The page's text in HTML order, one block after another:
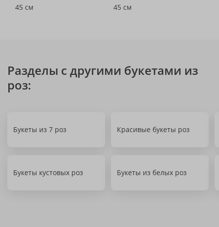
45 см
45 см
Разделы с другими букетами из
роз:
Букеты из 7 роз Красивые букеты роз
Букеты кустовых роз Букеты из белых роз